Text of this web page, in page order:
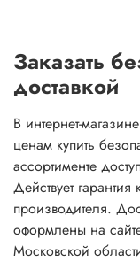
Заказать
доставкой
В интернет-
ценам купить
ассортименте
Действует гарантия
производителя.
оформлены на
Московской